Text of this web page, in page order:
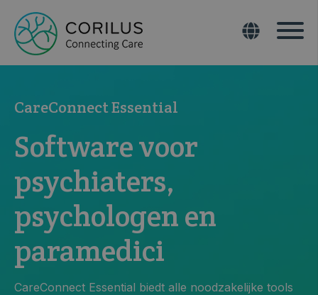
CareConnect Essential
Software voor
psychiaters,
psychologen en
paramedici
CareConnect Essential biedt alle noodzakelijke tools